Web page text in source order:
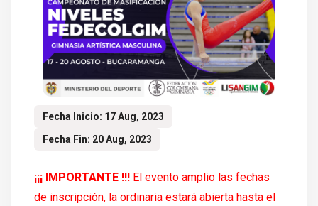
Fecha Inicio: 17 Aug, 2023
Fecha Fin: 20 Aug, 2023
¡¡¡ IMPORTANTE !!! El evento amplio las fechas
de inscripción, la ordinaria estará abierta hasta el